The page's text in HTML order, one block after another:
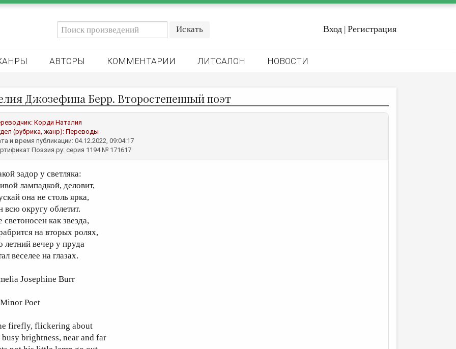
Вход | Регистрация
АВТОРЫ КОММЕНТАРИИ ЛИТСАЛОН НОВОСТИ
Джозефина Берр. Второстепенный поэт
Корди Наталия
(рубрика, жанр): Переводы
и время публикации: 04.12.2022, 09:04:17
Поэзия.ру: серия 1194 № 171617
задор у светляка:
лампадкой, деловит,
она не столь ярка,
всю округу облетит.
светоносен как звезда,
на вторых ролях,
летний вечер у пруда
веселее на глазах.
Josephine Burr
Poet
firefly, flickering about
brightness, near and far